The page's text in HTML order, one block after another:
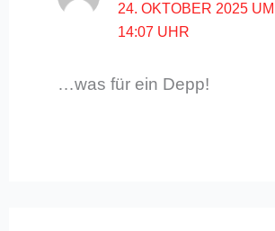
24. OKTOBER 2025 UM
14:07 UHR
…was für ein Depp!